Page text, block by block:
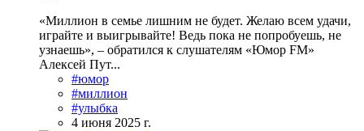
«Миллион в семье лишним не будет. Желаю всем удачи,
играйте и выигрывайте! Ведь пока не попробуешь, не
узнаешь», – обратился к слушателям «Юмор FM»
Алексей Пут...
#юмор
#миллион
#улыбка
4 июня 2025 г.